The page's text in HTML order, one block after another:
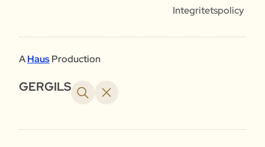
Integritetspolicy
AHausProduction
GERGILS